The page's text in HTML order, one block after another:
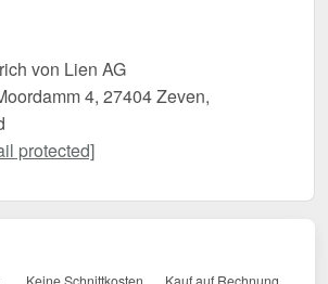
von Lien AG
4, 27404 Zeven,
protected]